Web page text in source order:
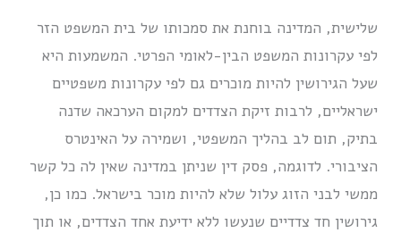
שלישית, המדינה בוחנת את סמכותו של בית המשפט הזר
לפי עקרונות המשפט הבין-לאומי הפרטי. המשמעות היא
שעל הגירושין להיות מוכרים גם לפי עקרונות משפטיים
ישראליים, לרבות זיקת הצדדים למקום הערכאה שדנה
בתיק, תום לב בהליך המשפטי, ושמירה על האינטרס
הציבורי. לדוגמה, פסק דין שניתן במדינה שאין לה כל קשר
ממשי לבני הזוג עלול שלא להיות מוכר בישראל. כמו כן,
גירושין חד צדדיים שנעשו ללא ידיעת אחד הצדדים, או תוך